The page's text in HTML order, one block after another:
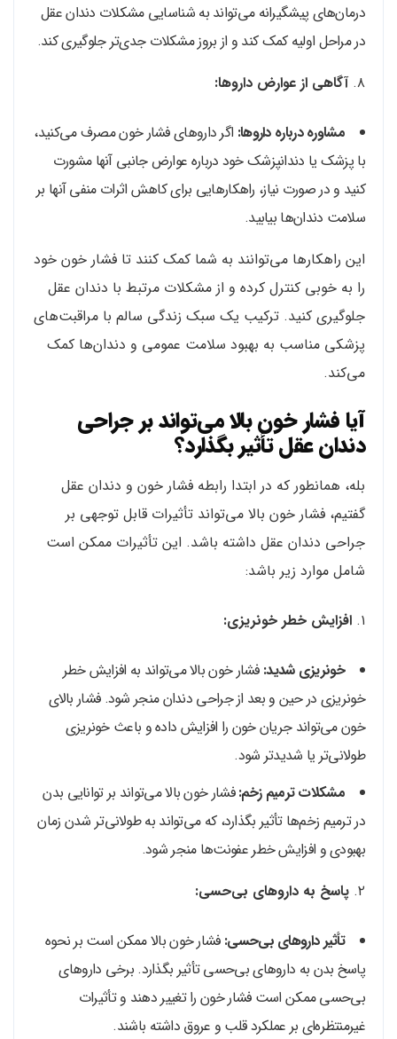
درمان‌های پیشگیرانه می‌تواند به شناسایی مشکلات دندان عقل
در مراحل اولیه کمک کند و از بروز مشکلات جدی‌تر جلوگیری کند.
۸. آگاهی از عوارض داروها:
مشاوره درباره داروها: اگر داروهای فشار خون مصرف می‌کنید،
با پزشک یا دندانپزشک خود درباره عوارض جانبی آنها مشورت
کنید و در صورت نیاز، راهکارهایی برای کاهش اثرات منفی آنها بر
سلامت دندان‌ها بیابید.
این راهکارها می‌توانند به شما کمک کنند تا فشار خون خود
را به خوبی کنترل کرده و از مشکلات مرتبط با دندان عقل
جلوگیری کنید. ترکیب یک سبک زندگی سالم با مراقبت‌های
پزشکی مناسب به بهبود سلامت عمومی و دندان‌ها کمک
می‌کند.
آیا فشار خون بالا می‌تواند بر جراحی
دندان عقل تأثیر بگذارد؟
بله، همانطور که در ابتدا رابطه فشار خون و دندان عقل
گفتیم، فشار خون بالا می‌تواند تأثیرات قابل توجهی بر
جراحی دندان عقل داشته باشد. این تأثیرات ممکن است
شامل موارد زیر باشد:
۱. افزایش خطر خونریزی:
خونریزی شدید: فشار خون بالا می‌تواند به افزایش خطر
خونریزی در حین و بعد از جراحی دندان منجر شود. فشار بالای
خون می‌تواند جریان خون را افزایش داده و باعث خونریزی
طولانی‌تر یا شدیدتر شود.
مشکلات ترمیم زخم:فشار خون بالا می‌تواند بر توانایی بدن
در ترمیم زخم‌ها تأثیر بگذارد، که می‌تواند به طولانی‌تر شدن زمان
بهبودی و افزایش خطر عفونت‌ها منجر شود.
۲. پاسخ به داروهای بی‌حسی:
تأثیر داروهای بی‌حسی: فشار خون بالا ممکن است بر نحوه
پاسخ بدن به داروهای بی‌حسی تأثیر بگذارد. برخی داروهای
بی‌حسی ممکن است فشار خون را تغییر دهند و تأثیرات
غیرمنتظره‌ای بر عملکرد قلب و عروق داشته باشند.